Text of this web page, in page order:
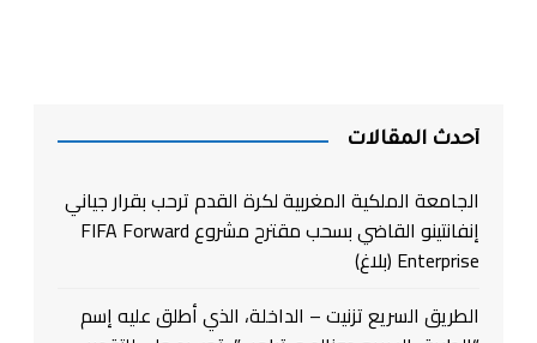
أحدث المقالات
الجامعة الملكية المغربية لكرة القدم ترحب بقرار جياني
إنفانتينو القاضي بسحب مقترح مشروع FIFA Forward
Enterprise (بلاغ)
الطريق السريع تزنيت – الداخلة، الذي أطلق عليه إسم